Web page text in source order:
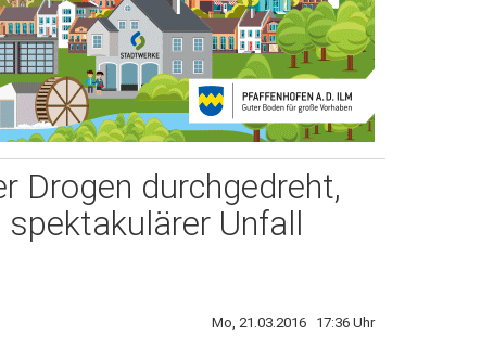
Drogen durchgedreht,
spektakulärer Unfall
Mo, 21.03.2016 17:36 Uhr